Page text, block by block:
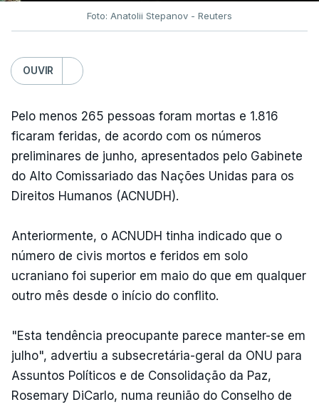
Foto: Anatolii Stepanov - Reuters
OUVIR
Pelo menos 265 pessoas foram mortas e 1.816
ficaram feridas, de acordo com os números
preliminares de junho, apresentados pelo Gabinete
do Alto Comissariado das Nações Unidas para os
Direitos Humanos (ACNUDH).
Anteriormente, o ACNUDH tinha indicado que o
número de civis mortos e feridos em solo
ucraniano foi superior em maio do que em qualquer
outro mês desde o início do conflito.
"Esta tendência preocupante parece manter-se em
julho", advertiu a subsecretária-geral da ONU para
Assuntos Políticos e de Consolidação da Paz,
Rosemary DiCarlo, numa reunião do Conselho de